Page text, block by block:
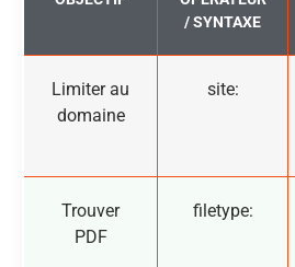
/ SYNTAXE
Limiter au
domaine
site:
Trouver
PDF
filetype: